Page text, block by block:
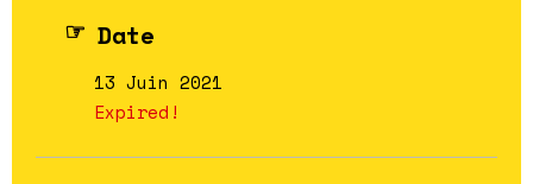
Date
13 Juin 2021
Expired!